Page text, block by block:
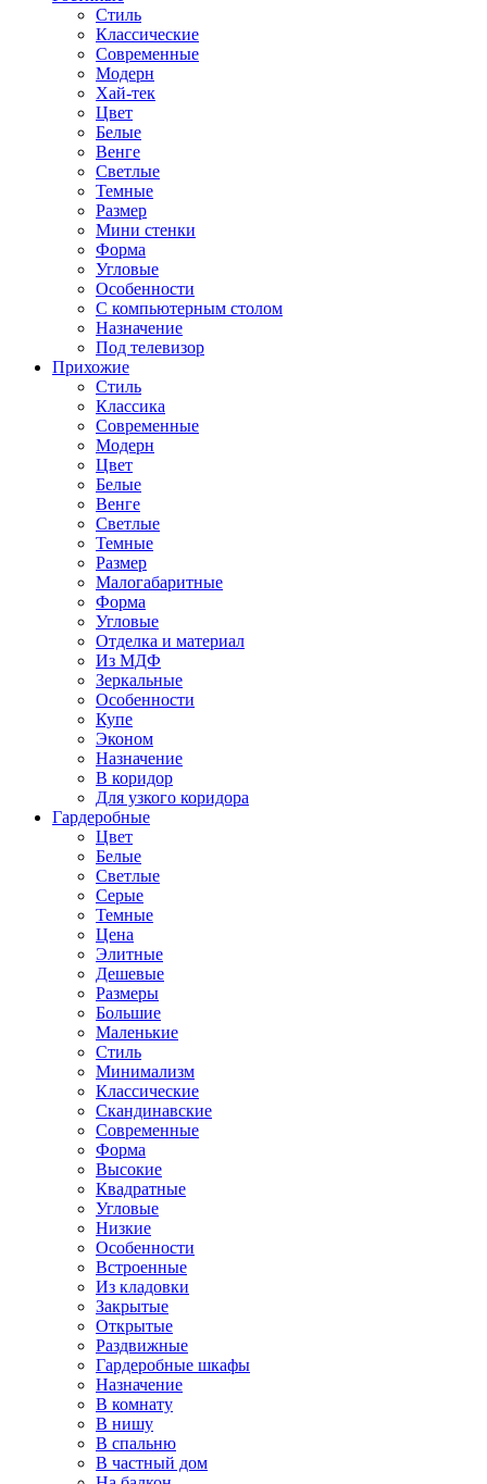
Стиль
Классические
Современные
Модерн
Хай-тек
Цвет
Белые
Венге
Светлые
Темные
Размер
Мини стенки
Форма
Угловые
Особенности
С компьютерным столом
Назначение
Под телевизор
Прихожие
Стиль
Классика
Современные
Модерн
Цвет
Белые
Венге
Светлые
Темные
Размер
Малогабаритные
Форма
Угловые
Отделка и материал
Из МДФ
Зеркальные
Особенности
Купе
Эконом
Назначение
В коридор
Для узкого коридора
Гардеробные
Цвет
Белые
Светлые
Серые
Темные
Цена
Элитные
Дешевые
Размеры
Большие
Маленькие
Стиль
Минимализм
Классические
Скандинавские
Современные
Форма
Высокие
Квадратные
Угловые
Низкие
Особенности
Встроенные
Из кладовки
Закрытые
Открытые
Раздвижные
Гардеробные шкафы
Назначение
В комнату
В нишу
В спальню
В частный дом